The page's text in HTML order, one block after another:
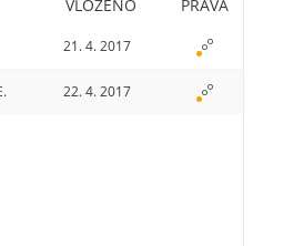
VLOŽENO PRÁVA
21. 4. 2017
22. 4. 2017